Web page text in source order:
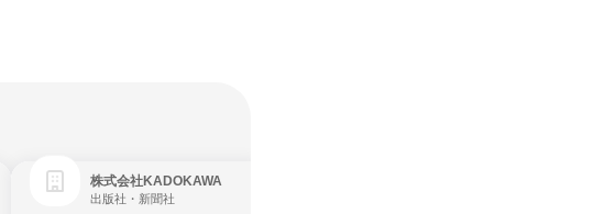
株式会社KADOKAWA
出版社・新聞社